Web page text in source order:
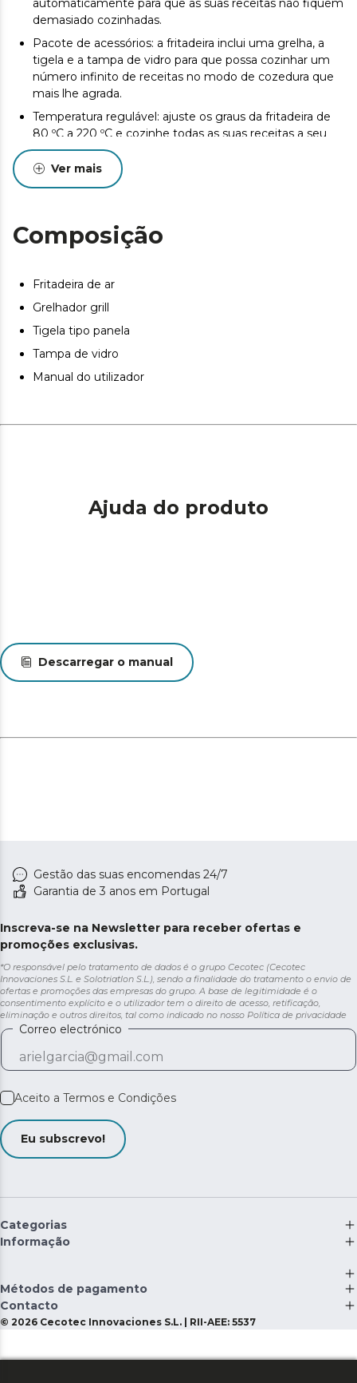
automaticamente para que as suas receitas não fiquem
demasiado cozinhadas.
Pacote de acessórios: a fritadeira inclui uma grelha, a
tigela e a tampa de vidro para que possa cozinhar um
número infinito de receitas no modo de cozedura que
mais lhe agrada.
Temperatura regulável: ajuste os graus da fritadeira de
80 ºC a 220 ºC e cozinhe todas as suas receitas a seu
gosto.
6 menus: cozedura com um toque. Selecione o menu
que melhor se adapta à sua receita e esqueça-o, a
cozedura, o tempo e a temperatura para que as suas
receitas saiam perfeitas.
obtenha resultados perfeitos em menos tempo.
Ver mais
Composição
Fritadeira de ar
Grelhador grill
Tigela tipo panela
Tampa de vidro
Manual do utilizador
Ajuda do produto
Descarregar o manual
Gestão das suas encomendas 24/7
Garantia de 3 anos em Portugal
Inscreva-se na Newsletter para receber ofertas e
promoções exclusivas.
*O responsável pelo tratamento de dados é o grupo Cecotec (Cecotec
Innovaciones S.L. e Solotriatlon S.L.), sendo a finalidade do tratamento o envio de
ofertas e promoções das empresas do grupo. A base de legitimidade é o
consentimento explícito e o utilizador tem o direito de acesso, retificação,
eliminação e outros direitos, tal como indicado no nosso Política de privacidade
Correo electrónico
Aceito a Termos e Condições
Eu subscrevo!
Categorias
Informação
Métodos de pagamento
Contacto
© 2026 Cecotec Innovaciones S.L. | RII-AEE: 5537